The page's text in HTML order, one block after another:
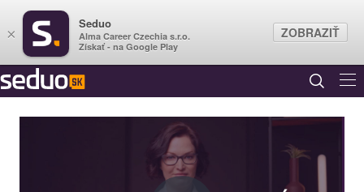
×
Seduo
Alma Career Czechia s.r.o.
Získať - na Google Play
ZOBRAZIŤ